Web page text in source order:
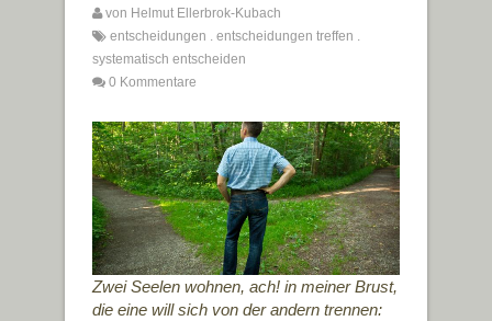
von Helmut Ellerbrok-Kubach
entscheidungen . entscheidungen treffen .
systematisch entscheiden
0 Kommentare
Zwei Seelen wohnen, ach! in meiner Brust,
die eine will sich von der andern trennen: